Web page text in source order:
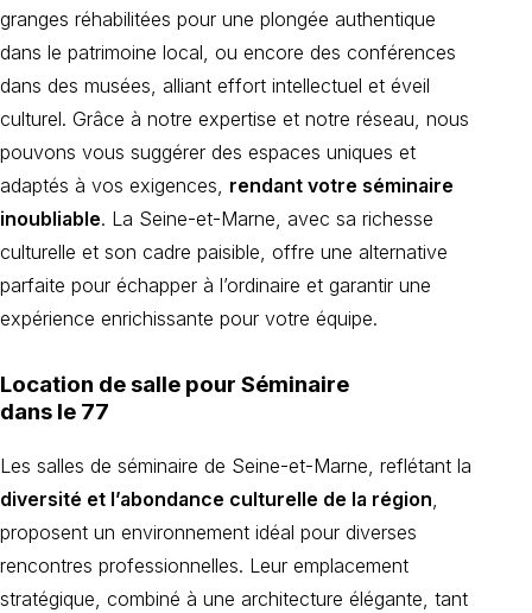
granges réhabilitées pour une plongée authentique
dans le patrimoine local, ou encore des conférences
dans des musées, alliant effort intellectuel et éveil
culturel. Grâce à notre expertise et notre réseau, nous
pouvons vous suggérer des espaces uniques et
adaptés à vos exigences, rendant votre séminaire
inoubliable. La Seine-et-Marne, avec sa richesse
culturelle et son cadre paisible, offre une alternative
parfaite pour échapper à l’ordinaire et garantir une
expérience enrichissante pour votre équipe.
Location de salle pour Séminaire
dans le 77
Les salles de séminaire de Seine-et-Marne, reflétant la
diversité et l’abondance culturelle de la région,
proposent un environnement idéal pour diverses
rencontres professionnelles. Leur emplacement
stratégique, combiné à une architecture élégante, tant